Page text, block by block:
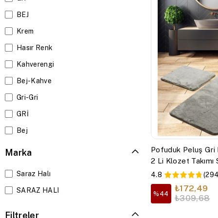
BEJ
Krem
Hasır Renk
Kahverengi
Bej-Kahve
Gri-Gri
GRİ
Bej
Marka
Saraz Halı
SARAZ HALI
Filtreler
Pofuduk Peluş Gri
2 Li Klozet Takımı
4.8
%44
₺172,49
₺309,68